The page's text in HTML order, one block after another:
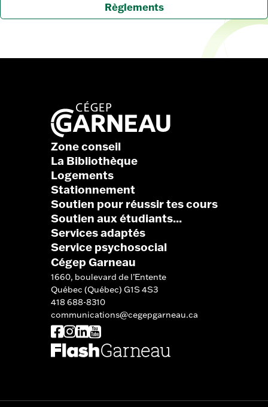
Règlements
Cégep Garneau
1660, boulevard de l’Entente
Québec (Québec) G1S 4S3
418 688-8310
communications@cegepgarneau.ca
Soutien pour réussir tes cours
Soutien aux étudiants...
Services adaptés
Service psychosocial
Zone conseil
La Bibliothèque
Logements
Stationnement